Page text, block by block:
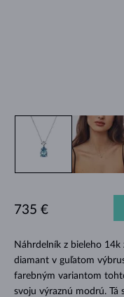
Náhrdelník z bieleho
diamant v guľatom
farebným variantom
svoju výraznú modrú. Tá
735 €